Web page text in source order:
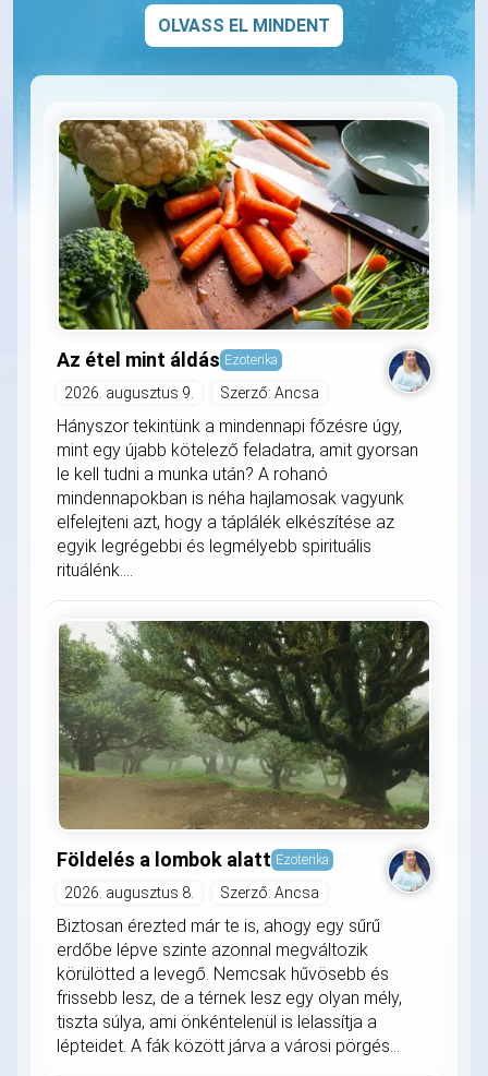
OLVASS EL MINDENT
Az étel mint áldás Ezoterika
2026. augusztus 9. Szerző: Ancsa
Hányszor tekintünk a mindennapi főzésre úgy,
mint egy újabb kötelező feladatra, amit gyorsan
le kell tudni a munka után? A rohanó
mindennapokban is néha hajlamosak vagyunk
elfelejteni azt, hogy a táplálék elkészítése az
egyik legrégebbi és legmélyebb spirituális
rituálénk....
Földelés a lombok alatt Ezoterika
2026. augusztus 8. Szerző: Ancsa
Biztosan érezted már te is, ahogy egy sűrű
erdőbe lépve szinte azonnal megváltozik
körülötted a levegő. Nemcsak hűvösebb és
frissebb lesz, de a térnek lesz egy olyan mély,
tiszta súlya, ami önkéntelenül is lelassítja a
lépteidet. A fák között járva a városi pörgés...